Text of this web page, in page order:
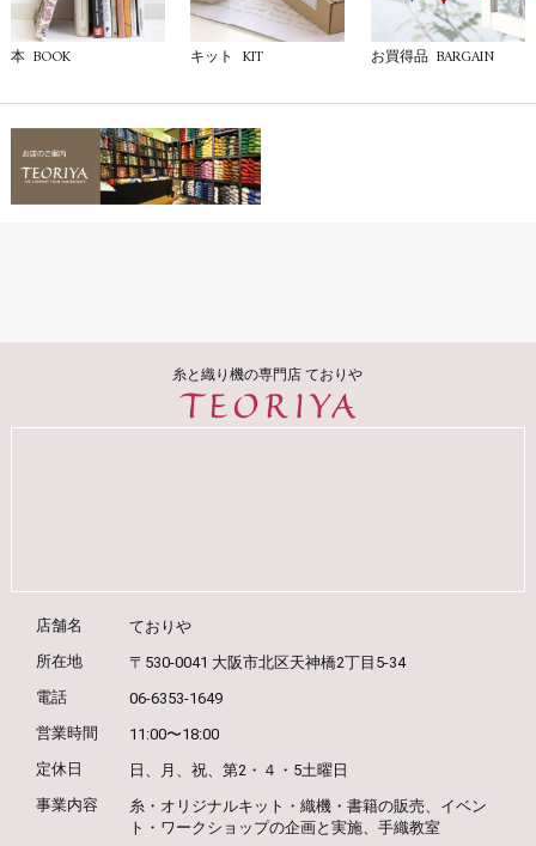
本 BOOK キット KIT お買得品 BARGAIN
糸と織り機の専門店 ておりや
店舗名
ておりや
所在地
〒530-0041 大阪市北区天神橋2丁目5-34
電話
06-6353-1649
営業時間
11:00〜18:00
定休日
日、月、祝、第2・４・5土曜日
事業内容
糸・オリジナルキット・織機・書籍の販売、 イベン
ト・ワークショップの企画と実施、手織教室